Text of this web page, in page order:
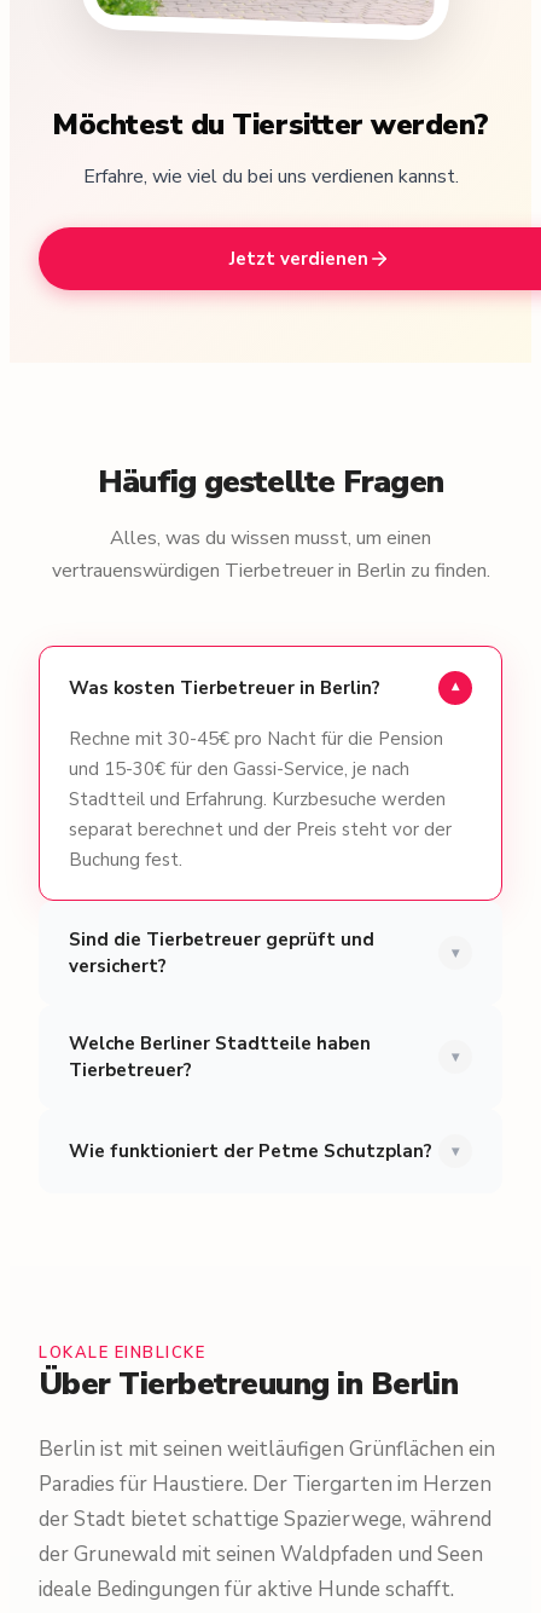
Möchtest du Tiersitter werden?
Erfahre, wie viel du bei uns verdienen kannst.
Jetzt verdienen
Häufig gestellte Fragen
Alles, was du wissen musst, um einen
vertrauenswürdigen Tierbetreuer in Berlin zu finden.
Was kosten Tierbetreuer in Berlin? ▾
Rechne mit 30-45€ pro Nacht für die Pension
und 15-30€ für den Gassi-Service, je nach
Stadtteil und Erfahrung. Kurzbesuche werden
separat berechnet und der Preis steht vor der
Buchung fest.
Sind die Tierbetreuer geprüft und
versichert?
▾
Welche Berliner Stadtteile haben
Tierbetreuer?
▾
Wie funktioniert der Petme Schutzplan? ▾
LOKALE EINBLICKE
Über Tierbetreuung in Berlin
Berlin ist mit seinen weitläufigen Grünflächen ein
Paradies für Haustiere. Der Tiergarten im Herzen
der Stadt bietet schattige Spazierwege, während
der Grunewald mit seinen Waldpfaden und Seen
ideale Bedingungen für aktive Hunde schafft.